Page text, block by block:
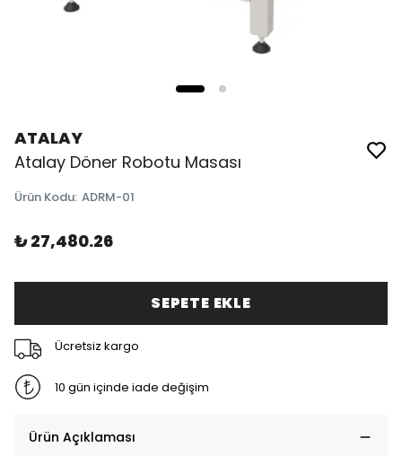
ATALAY
Atalay Döner Robotu Masası
Ürün Kodu: ADRM-01
₺ 27,480.26
SEPETE EKLE
Ücretsiz kargo
10 gün içinde iade değişim
Ürün Açıklaması